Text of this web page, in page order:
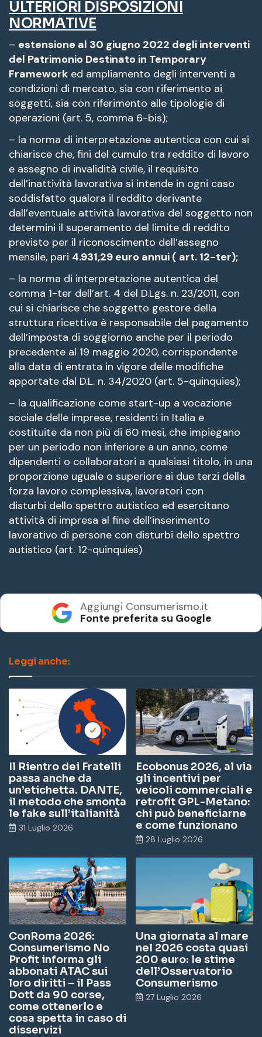
ULTERIORI DISPOSIZIONI
NORMATIVE
– estensione al 30 giugno 2022 degli interventi
del Patrimonio Destinato in Temporary
Framework ed ampliamento degli interventi a
condizioni di mercato, sia con riferimento ai
soggetti, sia con riferimento alle tipologie di
operazioni (art. 5, comma 6-bis);
– la norma di interpretazione autentica con cui si
chiarisce che, fini del cumulo tra reddito di lavoro
e assegno di invalidità civile, il requisito
dell’inattività lavorativa si intende in ogni caso
soddisfatto qualora il reddito derivante
dall’eventuale attività lavorativa del soggetto non
determini il superamento del limite di reddito
previsto per il riconoscimento dell’assegno
mensile, pari 4.931,29 euro annui ( art. 12-ter);
– la norma di interpretazione autentica del
comma 1-ter dell’art. 4 del D.Lgs. n. 23/2011, con
cui si chiarisce che soggetto gestore della
struttura ricettiva è responsabile del pagamento
dell’imposta di soggiorno anche per il periodo
precedente al 19 maggio 2020, corrispondente
alla data di entrata in vigore delle modifiche
apportate dal D.L. n. 34/2020 (art. 5-quinquies);
– la qualificazione come start-up a vocazione
sociale delle imprese, residenti in Italia e
costituite da non più di 60 mesi, che impiegano
per un periodo non inferiore a un anno, come
dipendenti o collaboratori a qualsiasi titolo, in una
proporzione uguale o superiore ai due terzi della
forza lavoro complessiva, lavoratori con
disturbi dello spettro autistico ed esercitano
attività di impresa al fine dell’inserimento
lavorativo di persone con disturbi dello spettro
autistico (art. 12-quinquies)
Aggiungi Consumerismo.it
Fonte preferita su Google
Leggi anche:
Il Rientro dei Fratelli
passa anche da
un’etichetta. DANTE,
il metodo che smonta
le fake sull’italianità
31 Luglio 2026
Ecobonus 2026, al via
gli incentivi per
veicoli commerciali e
retrofit GPL-Metano:
chi può beneficiarne
e come funzionano
28 Luglio 2026
ConRoma 2026:
Consumerismo No
Profit informa gli
abbonati ATAC sui
loro diritti – il Pass
Dott da 90 corse,
come ottenerlo e
cosa spetta in caso di
disservizi
Una giornata al mare
nel 2026 costa quasi
200 euro: le stime
dell’Osservatorio
Consumerismo
27 Luglio 2026